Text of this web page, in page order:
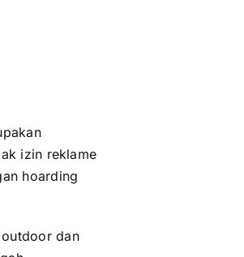
izin reklame
hoarding
dan